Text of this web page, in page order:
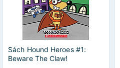
Sách Hound Heroes #1:
Beware The Claw!